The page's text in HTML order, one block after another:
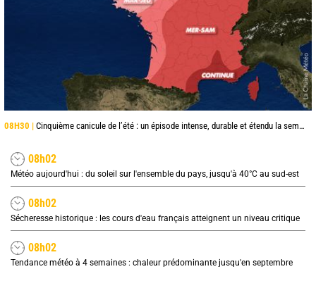
08H30 | Cinquième canicule de l’été : un épisode intense, durable et étendu la semaine prochaine
08h02
Météo aujourd'hui : du soleil sur l'ensemble du pays, jusqu'à 40°C au sud-est
08h02
Sécheresse historique : les cours d'eau français atteignent un niveau critique
08h02
Tendance météo à 4 semaines : chaleur prédominante jusqu'en septembre